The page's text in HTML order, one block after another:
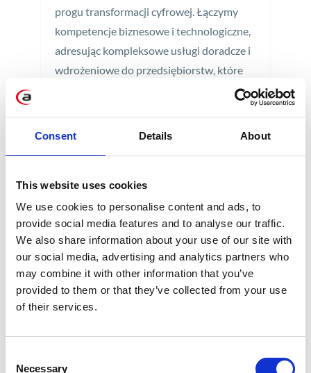
Consent Details About
This website uses cookies
We use cookies to personalise content and ads, to
provide social media features and to analyse our traffic.
We also share information about your use of our site with
our social media, advertising and analytics partners who
may combine it with other information that you’ve
provided to them or that they’ve collected from your use
of their services.
Necessary
progu transformacji cyfrowej. Łączymy
kompetencje biznesowe i technologiczne,
adresując kompleksowe usługi doradcze i
wdrożeniowe do przedsiębiorstw, które
chcą zwiększyć przewagę konkurencją i
3 min
KATEGORIE
Aktualności prawne